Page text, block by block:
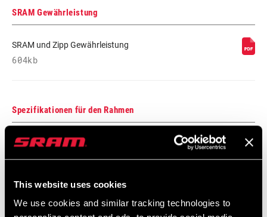
This website uses cookies
We use cookies and similar tracking technologies to
SRAM Gewährleistung
SRAM und Zipp Gewährleistung
604kb
Spezifikationen für den Rahmen
Zipp Wheel and Hub Specifications
Sprache: English